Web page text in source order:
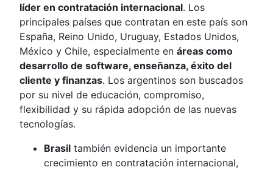
líder en contratación internacional. Los
principales países que contratan en este país son
España, Reino Unido, Uruguay, Estados Unidos,
México y Chile, especialmente enáreas como
desarrollo de software, enseñanza, éxito del
cliente y finanzas. Los argentinos son buscados
por su nivel de educación, compromiso,
flexibilidad y su rápida adopción de las nuevas
tecnologías.
Brasil también evidencia un importante
crecimiento en contratación internacional,